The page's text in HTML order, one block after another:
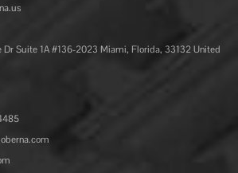
Dr Suite 1A #136-2023 Miami, Florida, 33132 United